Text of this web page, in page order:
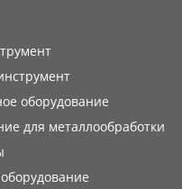
оборудование
для металлообработки